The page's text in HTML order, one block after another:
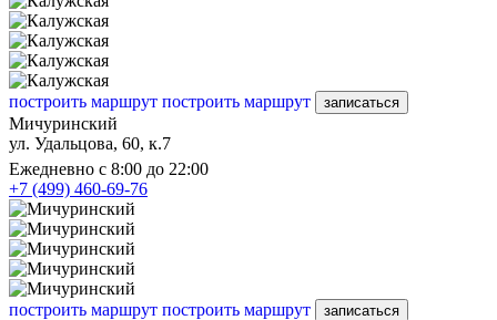
построить маршрут построить маршрут записаться
Мичуринский
ул. Удальцова, 60, к.7
Ежедневно с 8:00 до 22:00
+7 (499) 460-69-76
построить маршрут построить маршрут записаться